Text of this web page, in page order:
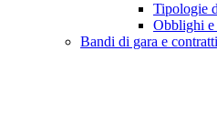
Tipologie
Obblighi e
Bandi di gara e contratti